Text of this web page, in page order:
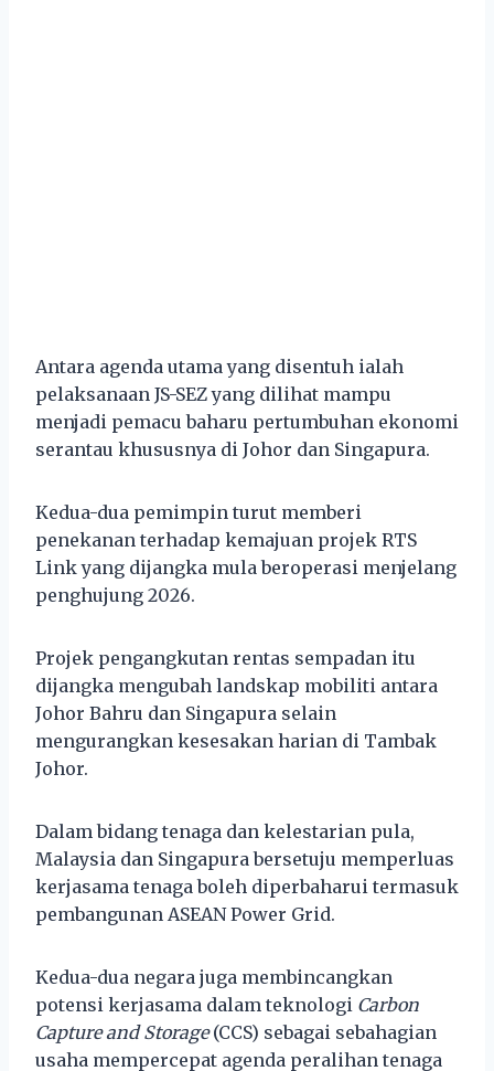
Antara agenda utama yang disentuh ialah
pelaksanaan JS-SEZ yang dilihat mampu
menjadi pemacu baharu pertumbuhan ekonomi
serantau khususnya di Johor dan Singapura.
Kedua-dua pemimpin turut memberi
penekanan terhadap kemajuan projek RTS
Link yang dijangka mula beroperasi menjelang
penghujung 2026.
Projek pengangkutan rentas sempadan itu
dijangka mengubah landskap mobiliti antara
Johor Bahru dan Singapura selain
mengurangkan kesesakan harian di Tambak
Johor.
Dalam bidang tenaga dan kelestarian pula,
Malaysia dan Singapura bersetuju memperluas
kerjasama tenaga boleh diperbaharui termasuk
pembangunan ASEAN Power Grid.
Kedua-dua negara juga membincangkan
potensi kerjasama dalam teknologi Carbon
Capture and Storage(CCS) sebagai sebahagian
usaha mempercepat agenda peralihan tenaga